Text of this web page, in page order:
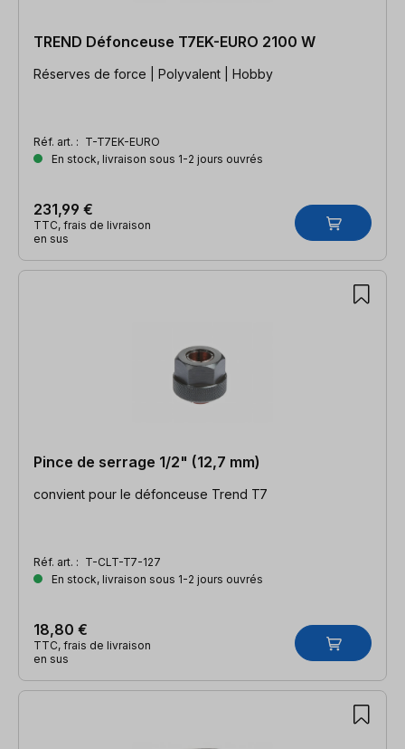
TREND Défonceuse T7EK-EURO 2100 W
Réserves de force | Polyvalent | Hobby
Réf. art. : T-T7EK-EURO
En stock, livraison sous 1-2 jours ouvrés
231,99 €
TTC, frais de livraison
en sus
Pince de serrage 1/2" (12,7 mm)
convient pour le défonceuse Trend T7
Réf. art. : T-CLT-T7-127
En stock, livraison sous 1-2 jours ouvrés
18,80 €
TTC, frais de livraison
en sus